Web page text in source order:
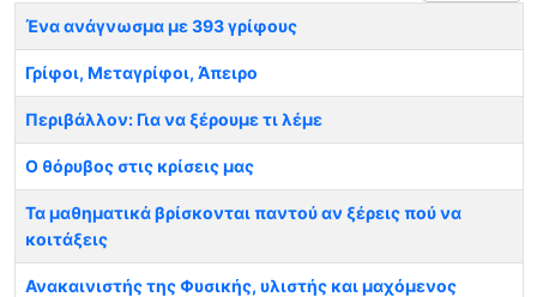
Τίτλος
Ένα ανάγνωσμα με 393 γρίφους
Γρίφοι, Μεταγρίφοι, Άπειρο
Περιβάλλον: Για να ξέρουμε τι λέμε
Ο θόρυβος στις κρίσεις μας
Τα μαθηματικά βρίσκονται παντού αν ξέρεις πού να
κοιτάξεις
Ανακαινιστής της Φυσικής, υλιστής και μαχόμενος